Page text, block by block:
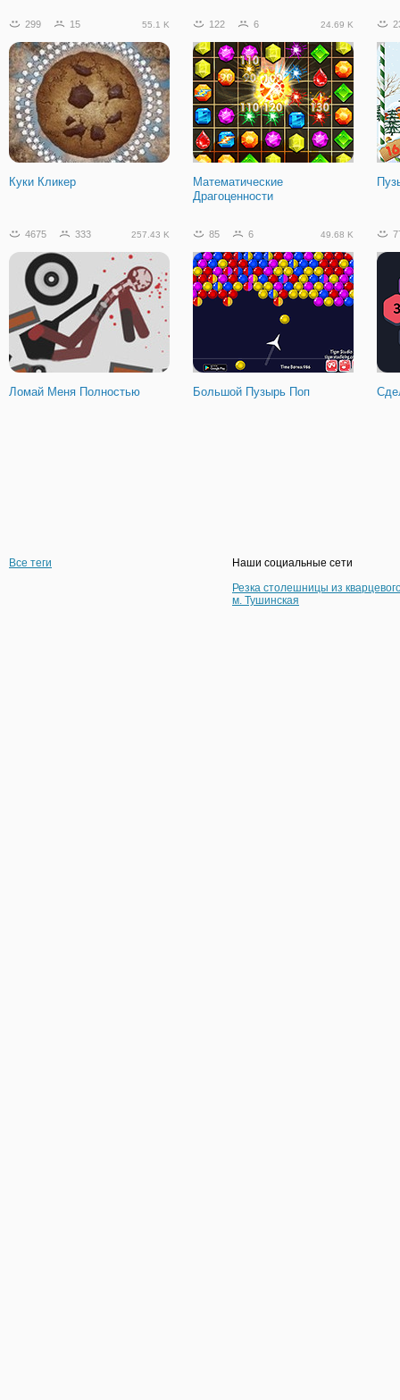
Кросс на Заднем Колесе
299 15 55.1 K
Куки Кликер
122 6 24.69 K
Математические
Драгоценности
4675 333 257.43 K
Ломай Меня Полностью
85 6 49.68 K
Большой Пузырь Поп
Все теги
Наши социальные сети
Резка столешницы из
м. Тушинская